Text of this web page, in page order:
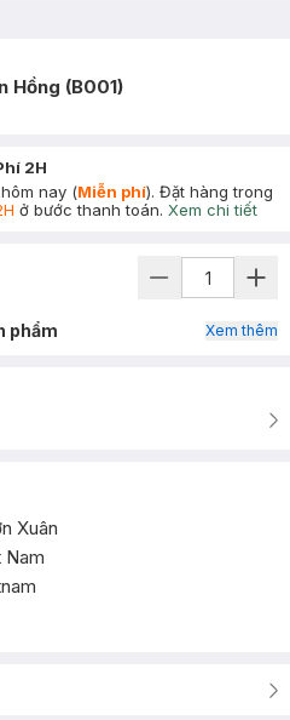
Hồng (B001)
2H
hôm nay (Miễn phí). Đặt hàng trong
ở bước thanh toán. Xem chi tiết
phẩm Xem thêm
Xuân
Nam